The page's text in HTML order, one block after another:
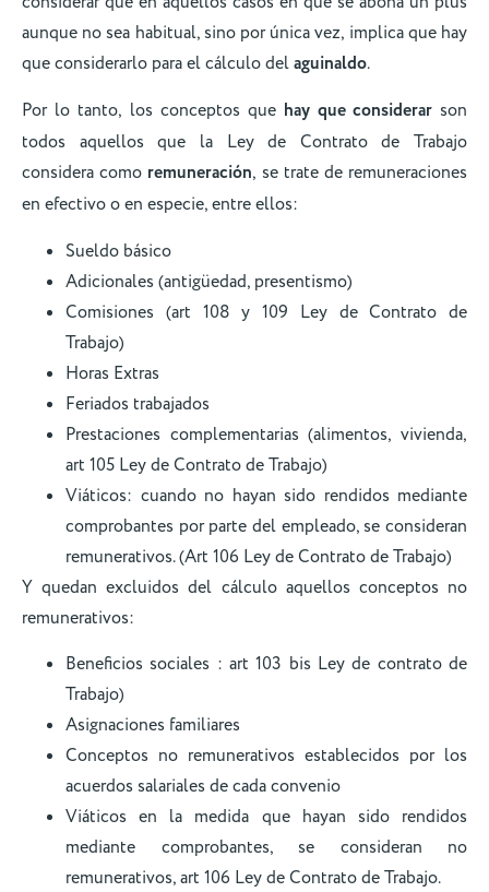
aunque no sea habitual, sino por única vez, implica que hay
que considerarlo para el cálculo delaguinaldo.
Por lo tanto, los conceptos que hay que considerarson
todos aquellos que la Ley de Contrato de Trabajo
considera como remuneración, se trate de remuneraciones
en efectivo o en especie, entre ellos:
Sueldo básico
Adicionales (antigüedad, presentismo)
Comisiones (art 108 y 109 Ley de Contrato de
Trabajo)
Horas Extras
Feriados trabajados
Prestaciones complementarias (alimentos, vivienda,
art 105 Ley de Contrato de Trabajo)
Viáticos: cuando no hayan sido rendidos mediante
comprobantes por parte del empleado, se consideran
remunerativos. (Art 106 Ley de Contrato de Trabajo)
Y quedan excluidos del cálculo aquellos conceptos no
remunerativos:
Beneficios sociales : art 103 bis Ley de contrato de
Trabajo)
Asignaciones familiares
Conceptos no remunerativos establecidos por los
acuerdos salariales de cada convenio
Viáticos en la medida que hayan sido rendidos
mediante comprobantes, se consideran no
remunerativos, art 106 Ley de Contrato de Trabajo.